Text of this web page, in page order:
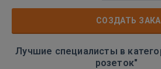
СОЗДАТЬ
Лучшие специалисты в
розеток"